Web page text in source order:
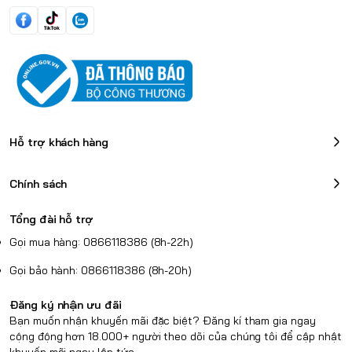
ĐƯỢC CHỨNG NHẬN CHO
DOANH NGHIỆP
Business và Cisco Jabber™, và tích hợp nâng cao với BlueJeans,
Hỗ trợ khách hàng
Chính sách
Tổng đài hỗ trợ
Gọi mua hàng: 0866118386 (8h-22h)
Gọi bảo hành: 0866118386 (8h-20h)
Đăng ký nhận ưu đãi
Bạn muốn nhận khuyến mãi đặc biệt? Đăng kí tham gia ngay
cộng động hơn 18.000+ người theo dõi của chúng tôi để cập nhật